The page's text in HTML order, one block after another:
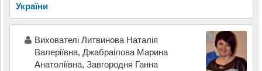
України
Вихователі Литвинова Наталія
Валеріївна, Джабраілова Марина
Анатоліївна, Завгородня Ганна